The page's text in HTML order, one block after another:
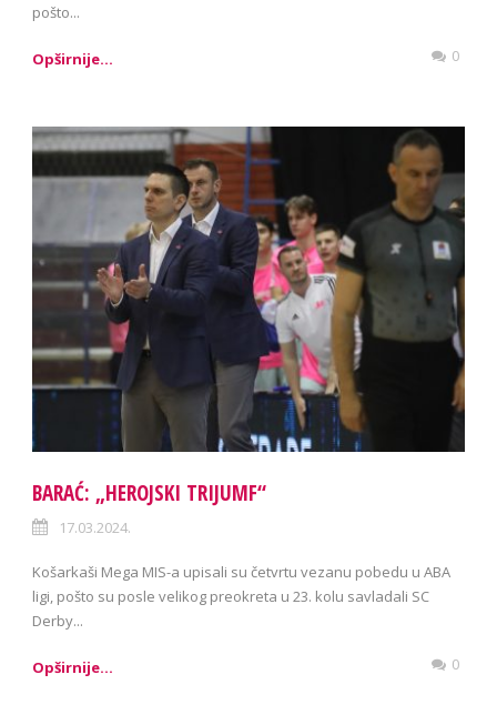
pošto...
Opširnije... 0
BARAĆ: „HEROJSKI TRIJUMF“
17.03.2024.
Košarkaši Mega MIS-a upisali su četvrtu vezanu pobedu u ABA
ligi, pošto su posle velikog preokreta u 23. kolu savladali SC
Derby...
Opširnije... 0